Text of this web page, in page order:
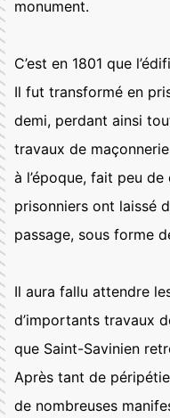
monument.
C’est en 1801 que
Il fut transformé en
demi, perdant ainsi
travaux de
à l’époque, fait peu
prisonniers ont laissé
passage, sous forme
Il aura fallu attendre
d’importants travaux
que Saint-Savinien
Après tant de
de nombreuses